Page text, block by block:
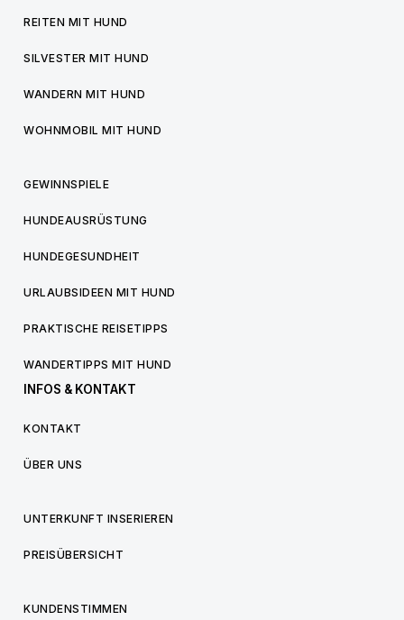
REITEN MIT HUND
SILVESTER MIT HUND
WANDERN MIT HUND
WOHNMOBIL MIT HUND
GEWINNSPIELE
HUNDEAUSRÜSTUNG
HUNDEGESUNDHEIT
URLAUBSIDEEN MIT HUND
PRAKTISCHE REISETIPPS
WANDERTIPPS MIT HUND
INFOS & KONTAKT
KONTAKT
ÜBER UNS
UNTERKUNFT INSERIEREN
PREISÜBERSICHT
KUNDENSTIMMEN